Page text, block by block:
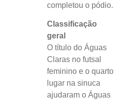
completou o pódio.
Classificação
geral
O título do Águas
Claras no futsal
feminino e o quarto
lugar na sinuca
ajudaram o Águas